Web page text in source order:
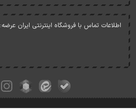
اطلاعات تماس با فروشگاه اینترنتی ایران عرضه: